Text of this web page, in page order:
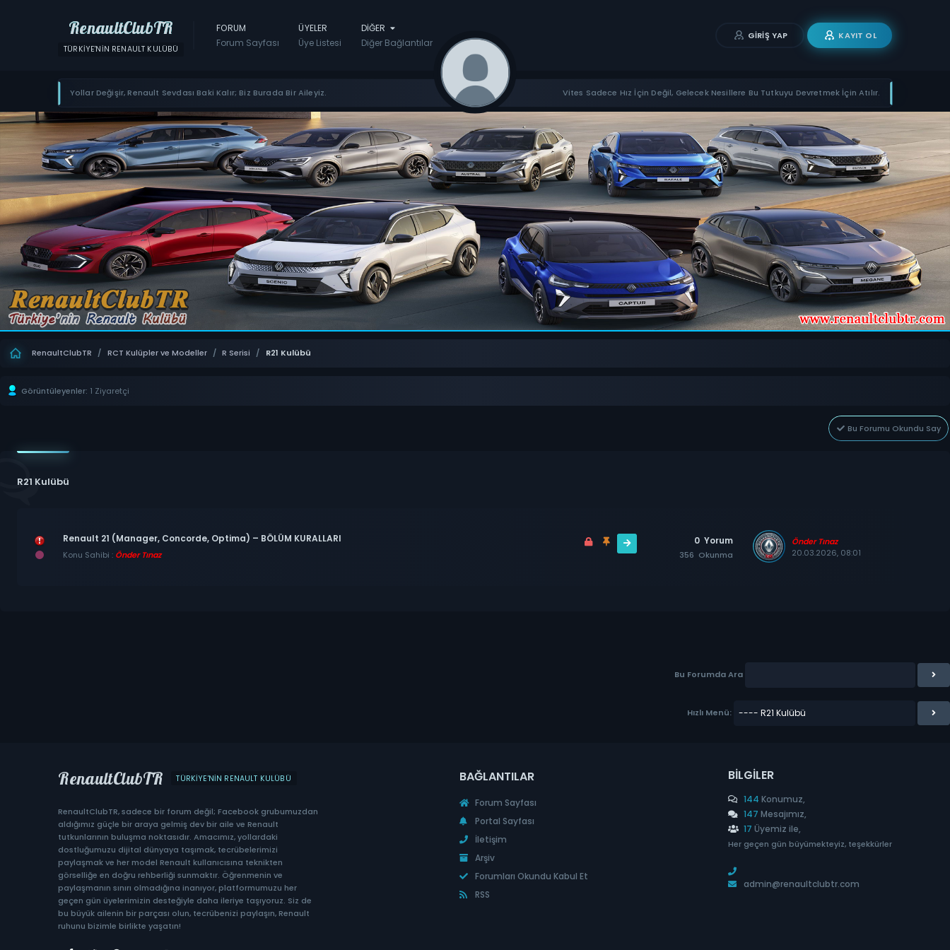
RenaultClubTR
TÜRKIYE'NIN RENAULT KULÜBÜ
FORUM
Forum Sayfası
ÜYELER
Üye Listesi
DIĞER
Diğer Bağlantılar
GIRIŞ YAP KAYIT OL
Yollar Değişir, Renault Sevdası Baki Kalır; Biz Burada Bir Aileyiz. Vites Sadece Hız İçin Değil, Gelecek Nesillere Bu Tutkuyu Devretmek İçin Atılır.
RenaultClubTR / RCT Kulüpler ve Modeller / R Serisi / R21 Kulübü
Görüntüleyenler: 1 Ziyaretçi
Bu Forumu Okundu Say
R21 Kulübü
Renault 21 (Manager, Concorde, Optima) – BÖLÜM KURALLARI
Konu Sahibi : Önder Tınaz
0 Yorum
356 Okunma
Önder Tınaz
20.03.2026, 08:01
Bu Forumda Ara
Hızlı Menü:
RenaultClubTR TÜRKIYE'NIN RENAULT KULÜBÜ
RenaultClubTR, sadece bir forum değil; Facebook grubumuzdan
aldığımız güçle bir araya gelmiş dev bir aile ve Renault
tutkunlarının buluşma noktasıdır. Amacımız, yollardaki
dostluğumuzu dijital dünyaya taşımak, tecrübelerimizi
paylaşmak ve her model Renault kullanıcısına teknikten
görselliğe en doğru rehberliği sunmaktır. Öğrenmenin ve
paylaşmanın sınırı olmadığına inanıyor, platformumuzu her
geçen gün üyelerimizin desteğiyle daha ileriye taşıyoruz. Siz de
bu büyük ailenin bir parçası olun, tecrübenizi paylaşın, Renault
ruhunu bizimle birlikte yaşatın!
BAĞLANTILAR
Forum Sayfası
Portal Sayfası
İletişim
Arşiv
Forumları Okundu Kabul Et
RSS
BILGILER
144 Konumuz,
147 Mesajımız,
17 Üyemiz ile,
Her geçen gün büyümekteyiz, teşekkürler
admin@renaultclubtr.com